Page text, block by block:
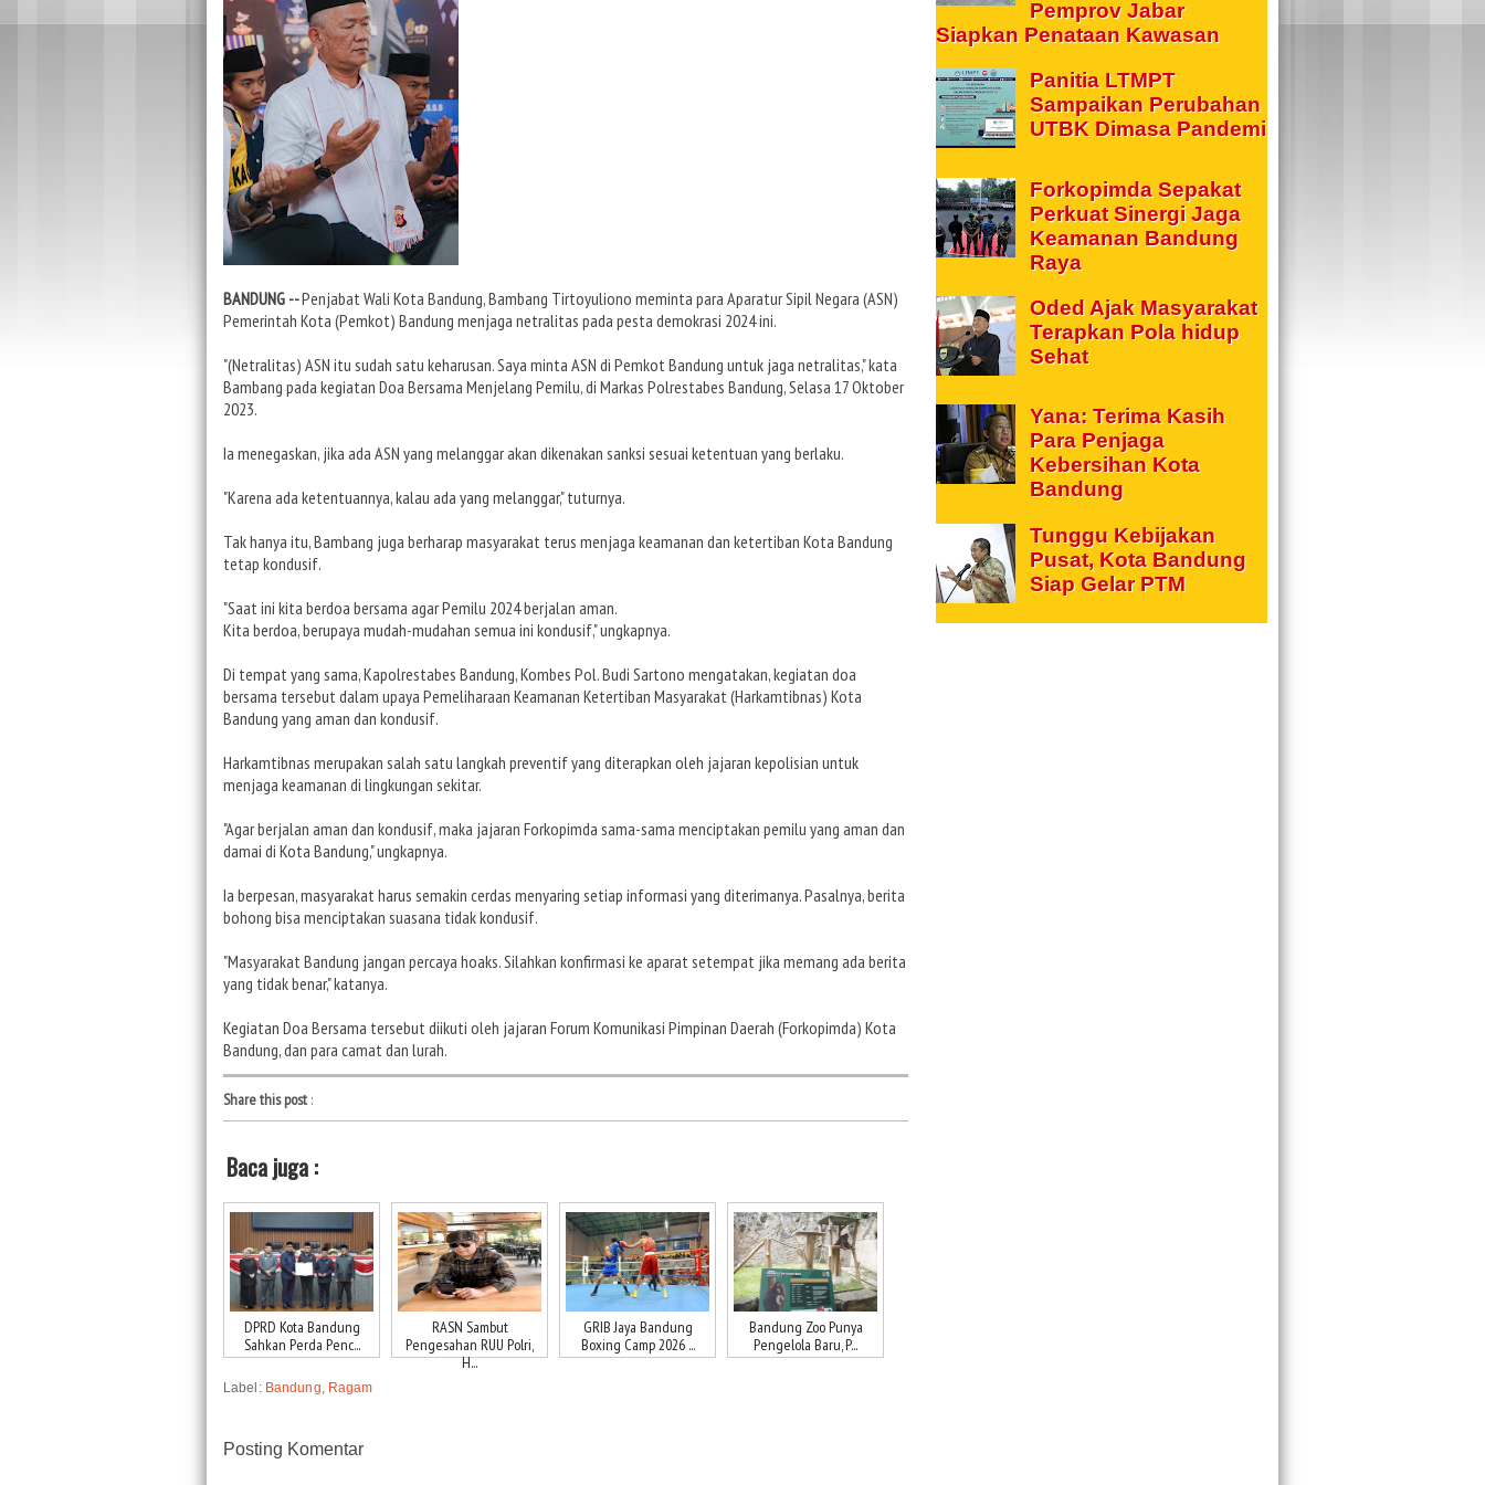
BANDUNG --Penjabat Wali Kota Bandung, Bambang Tirtoyuliono meminta para Aparatur Sipil Negara (ASN)
Pemerintah Kota (Pemkot) Bandung menjaga netralitas pada pesta demokrasi 2024 ini.
"(Netralitas) ASN itu sudah satu keharusan. Saya minta ASN di Pemkot Bandung untuk jaga netralitas," kata
Bambang pada kegiatan Doa Bersama Menjelang Pemilu, di Markas Polrestabes Bandung, Selasa 17 Oktober
2023.
Ia menegaskan, jika ada ASN yang melanggar akan dikenakan sanksi sesuai ketentuan yang berlaku.
"Karena ada ketentuannya, kalau ada yang melanggar," tuturnya.
Tak hanya itu, Bambang juga berharap masyarakat terus menjaga keamanan dan ketertiban Kota Bandung
tetap kondusif.
"Saat ini kita berdoa bersama agar Pemilu 2024 berjalan aman.
Kita berdoa, berupaya mudah-mudahan semua ini kondusif," ungkapnya.
Di tempat yang sama, Kapolrestabes Bandung, Kombes Pol. Budi Sartono mengatakan, kegiatan doa
bersama tersebut dalam upaya Pemeliharaan Keamanan Ketertiban Masyarakat (Harkamtibnas) Kota
Bandung yang aman dan kondusif.
Harkamtibnas merupakan salah satu langkah preventif yang diterapkan oleh jajaran kepolisian untuk
menjaga keamanan di lingkungan sekitar.
"Agar berjalan aman dan kondusif, maka jajaran Forkopimda sama-sama menciptakan pemilu yang aman dan
damai di Kota Bandung," ungkapnya.
Ia berpesan, masyarakat harus semakin cerdas menyaring setiap informasi yang diterimanya. Pasalnya, berita
bohong bisa menciptakan suasana tidak kondusif.
"Masyarakat Bandung jangan percaya hoaks. Silahkan konfirmasi ke aparat setempat jika memang ada berita
yang tidak benar," katanya.
Kegiatan Doa Bersama tersebut diikuti oleh jajaran Forum Komunikasi Pimpinan Daerah (Forkopimda) Kota
Bandung, dan para camat dan lurah.
Share this post:
Baca juga :
DPRD Kota Bandung
Sahkan Perda Penc...
RASN Sambut
Pengesahan RUU Polri,
H...
GRIB Jaya Bandung
Boxing Camp 2026 ...
Bandung Zoo Punya
Pengelola Baru, P...
Label: Bandung Ragam
Posting Komentar
Pemprov Jabar
Siapkan Penataan Kawasan
Panitia LTMPT
Sampaikan Perubahan
UTBK Dimasa Pandemi
Forkopimda Sepakat
Perkuat Sinergi Jaga
Keamanan Bandung
Raya
Oded Ajak Masyarakat
Terapkan Pola hidup
Sehat
Yana: Terima Kasih
Para Penjaga
Kebersihan Kota
Bandung
Tunggu Kebijakan
Pusat, Kota Bandung
Siap Gelar PTM